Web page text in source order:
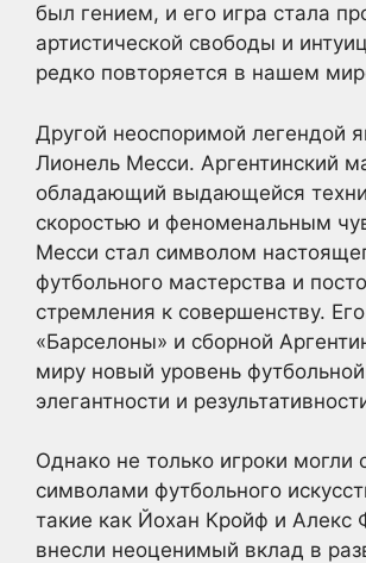
был гением, и его игра стала
артистической свободы и
редко повторяется в нашем
Другой неоспоримой легендой
Лионель Месси. Аргентинский
обладающий выдающейся
скоростью и феноменальным
Месси стал символом
футбольного мастерства и
стремления к совершенству.
«Барселоны» и сборной
миру новый уровень футбольной
элегантности и
Однако не только игроки могли
символами футбольного
такие как Йохан Кройф и Алекс
внесли неоценимый вклад в